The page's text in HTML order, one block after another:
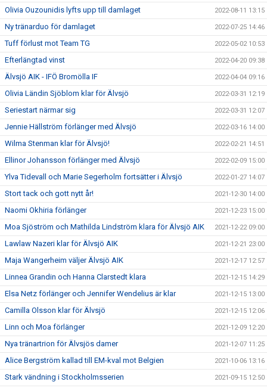
Olivia Ouzounidis lyfts upp till damlaget 2022-08-11 13:15
Ny tränarduo för damlaget 2022-07-25 14:46
Tuff förlust mot Team TG 2022-05-02 10:53
Efterlängtad vinst 2022-04-20 09:38
Älvsjö AIK - IFÖ Bromölla IF 2022-04-04 09:16
Olivia Ländin Sjöblom klar för Älvsjö 2022-03-31 12:19
Seriestart närmar sig 2022-03-31 12:07
Jennie Hällström förlänger med Älvsjö 2022-03-16 14:00
Wilma Stenman klar för Älvsjö! 2022-02-21 14:51
Ellinor Johansson förlänger med Älvsjö 2022-02-09 15:00
Ylva Tidevall och Marie Segerholm fortsätter i Älvsjö 2022-01-27 14:07
Stort tack och gott nytt år! 2021-12-30 14:00
Naomi Okhiria förlänger 2021-12-23 15:00
Moa Sjöström och Mathilda Lindström klara för Älvsjö AIK 2021-12-22 09:00
Lawlaw Nazeri klar för Älvsjö AIK 2021-12-21 23:00
Maja Wangerheim väljer Älvsjö AIK 2021-12-17 12:57
Linnea Grandin och Hanna Clarstedt klara 2021-12-15 14:29
Elsa Netz förlänger och Jennifer Wendelius är klar 2021-12-15 13:00
Camilla Olsson klar för Älvsjö 2021-12-15 12:06
Linn och Moa förlänger 2021-12-09 12:20
Nya tränartrion för Älvsjös damer 2021-12-07 11:25
Alice Bergström kallad till EM-kval mot Belgien 2021-10-06 13:16
Stark vändning i Stockholmsserien 2021-09-15 12:50